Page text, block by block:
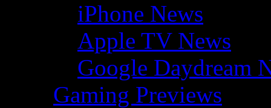
iPhone News
Apple TV News
Google Daydream
Gaming Previews